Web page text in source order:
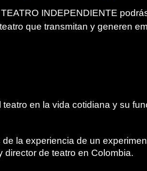
INDEPENDIENTE
que transmitan y generen
en la vida cotidiana y su
la experiencia de un
director de teatro en Colombia.